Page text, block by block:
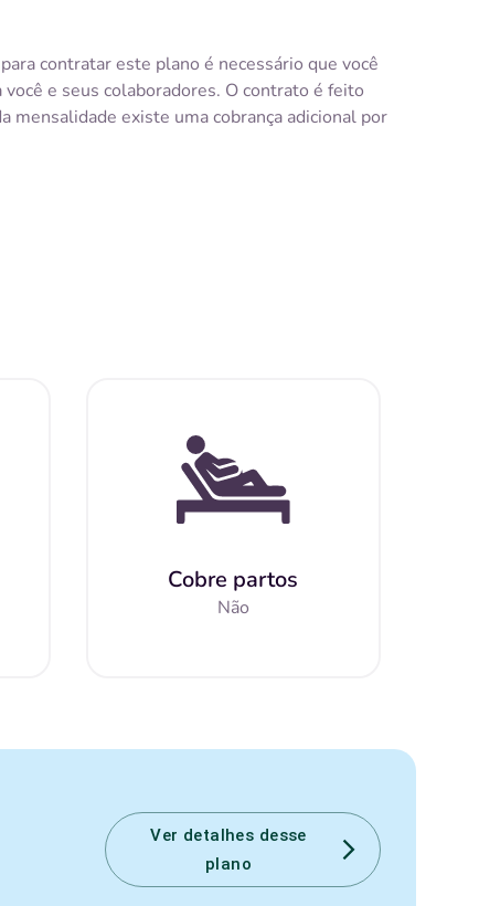
contratar este plano é necessário que você
e seus colaboradores. O contrato é feito
mensalidade existe uma cobrança adicional por
Cobre partos
Não
Ver detalhes desse
plano